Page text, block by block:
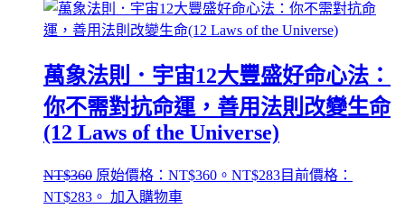
萬象法則．宇宙12大豐盛好命心法：
你不需對抗命運，善用法則改變生命
(12 Laws of the Universe)
NT$360 原始價格：NT$360。 NT$283目前價格：
NT$283。 加入購物車